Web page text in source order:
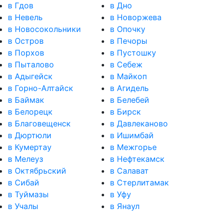
в Гдов
в Дно
в Невель
в Новоржева
в Новосокольники
в Опочку
в Остров
в Печоры
в Порхов
в Пустошку
в Пыталово
в Себеж
в Адыгейск
в Майкоп
в Горно-Алтайск
в Агидель
в Баймак
в Белебей
в Белорецк
в Бирск
в Благовещенск
в Давлеканово
в Дюртюли
в Ишимбай
в Кумертау
в Межгорье
в Мелеуз
в Нефтекамск
в Октябрьский
в Салават
в Сибай
в Стерлитамак
в Туймазы
в Уфу
в Учалы
в Янаул